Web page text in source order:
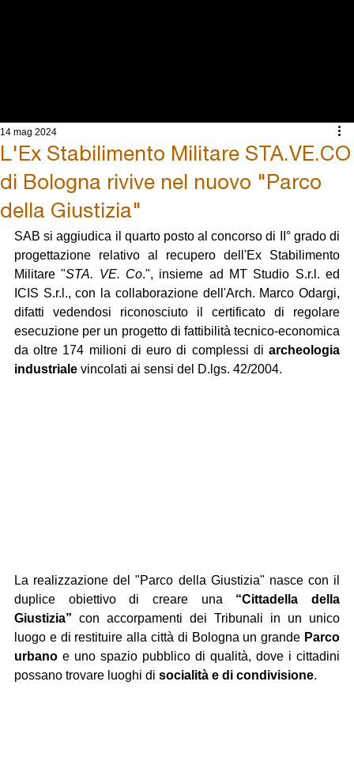
L'Ex Stabilimento Militare STA.VE.CO
di Bologna rivive nel nuovo "Parco
della Giustizia"
14 mag 2024
SAB si aggiudica il quarto posto al concorso di II° grado di
progettazione relativo al recupero dell'Ex Stabilimento
Militare "STA. VE. Co.", insieme ad MT Studio S.r.l. ed
ICIS S.r.l., con la collaborazione dell'Arch. Marco Odargi,
difatti vedendosi riconosciuto il certificato di regolare
esecuzione per un progetto di fattibilità tecnico-economica
da oltre 174 milioni di euro di complessi di archeologia
industriale vincolati ai sensi del D.lgs. 42/2004.
La realizzazione del "Parco della Giustizia" nasce con il
duplice obiettivo di creare una “Cittadella della
Giustizia” con accorpamenti dei Tribunali in un unico
luogo e di restituire alla città di Bologna un grande Parco
urbano e uno spazio pubblico di qualità, dove i cittadini
possano trovare luoghi di socialità e di condivisione.